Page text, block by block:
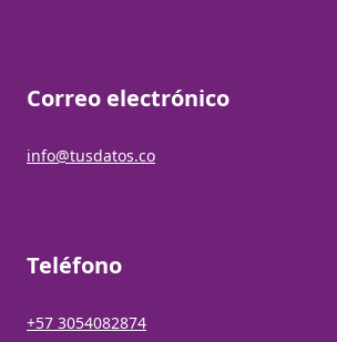
Correo electrónico
info@tusdatos.co
Teléfono
+57 3054082874